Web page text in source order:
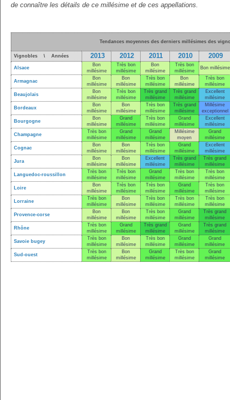
de connaître les détails de ce millésime et de ces appellations.
Tendances moyennes des derniers millésimes des
Vignobles \ Années 2013 2012 2011 2010 2009
Alsace
Bon
millésime
Très bon
millésime
Bon
millésime
Très bon
millésime
Bon millésime
Armagnac
Bon
millésime
Bon
millésime
Très bon
millésime
Bon
millésime
Très bon
millésime
Beaujolais
Bon
millésime
Très bon
millésime
Très grand
millésime
Très grand
millésime
Excellent
millésime
Bordeaux
Bon
millésime
Bon
millésime
Très bon
millésime
Très grand
millésime
Millésime
exceptionnel
Bourgogne
Bon
millésime
Grand
millésime
Très bon
millésime
Grand
millésime
Excellent
millésime
Champagne
Très bon
millésime
Grand
millésime
Grand
millésime
Millésime
moyen
Grand
millésime
Cognac
Bon
millésime
Bon
millésime
Très bon
millésime
Grand
millésime
Excellent
millésime
Jura
Bon
millésime
Bon
millésime
Excellent
millésime
Très grand
millésime
Très grand
millésime
Languedoc-roussillon
Très bon
millésime
Très bon
millésime
Grand
millésime
Très bon
millésime
Très bon
millésime
Loire
Bon
millésime
Très bon
millésime
Très bon
millésime
Grand
millésime
Très bon
millésime
Lorraine
Très bon
millésime
Bon
millésime
Très bon
millésime
Très bon
millésime
Très bon
millésime
Provence-corse
Bon
millésime
Bon
millésime
Très bon
millésime
Grand
millésime
Très grand
millésime
Rhône
Très bon
millésime
Grand
millésime
Très grand
millésime
Grand
millésime
Très grand
millésime
Savoie bugey
Très bon
millésime
Bon
millésime
Très bon
millésime
Grand
millésime
Grand
millésime
Sud-ouest
Très bon
millésime
Bon
millésime
Grand
millésime
Très bon
millésime
Grand
millésime